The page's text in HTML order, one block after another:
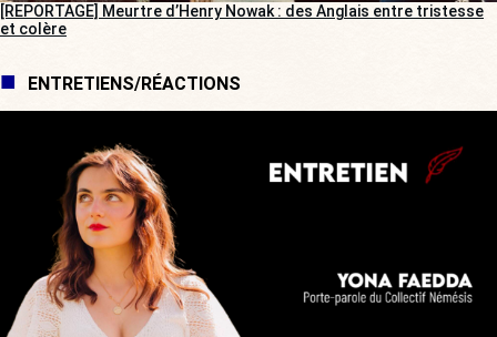
[REPORTAGE] Meurtre d’Henry Nowak : des Anglais entre tristesse
et colère
ENTRETIENS/RÉACTIONS